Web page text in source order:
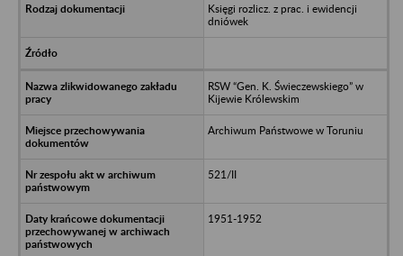
Księgi rozlicz. z prac. i ewidencji
dniówek
RSW “Gen. K. Świeczewskiego” w
Kijewie Królewskim
Archiwum Państwowe w Toruniu
521/II
1951-1952